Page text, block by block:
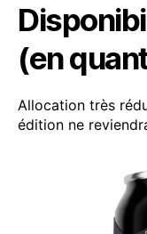
(en
Allocation très
édition ne